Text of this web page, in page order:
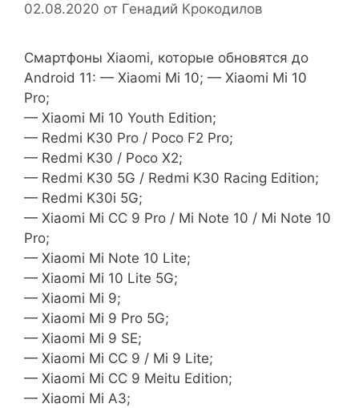
02.08.2020 от Генадий Крокодилов
Смартфоны Xiaomi, которые обновятся до
Android 11: — Xiaomi Mi 10; — Xiaomi Mi 10
Pro;
— Xiaomi Mi 10 Youth Edition;
— Redmi K30 Pro / Poco F2 Pro;
— Redmi K30 / Poco X2;
— Redmi K30 5G / Redmi K30 Racing Edition;
— Redmi K30i 5G;
— Xiaomi Mi CC 9 Pro / Mi Note 10 / Mi Note 10
Pro;
— Xiaomi Mi Note 10 Lite;
— Xiaomi Mi 10 Lite 5G;
— Xiaomi Mi 9;
— Xiaomi Mi 9 Pro 5G;
— Xiaomi Mi 9 SE;
— Xiaomi Mi CC 9 / Mi 9 Lite;
— Xiaomi Mi CC 9 Meitu Edition;
— Xiaomi Mi A3;